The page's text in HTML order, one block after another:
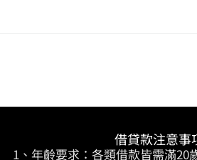
借貸款注意事
1、年齡要求：各類借款皆需滿20